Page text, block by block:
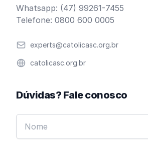
Whatsapp: (47) 99261-7455
Telefone: 0800 600 0005
Emailexperts@catolicasc.org.br
Websitecatolicasc.org.br
Dúvidas? Fale conosco